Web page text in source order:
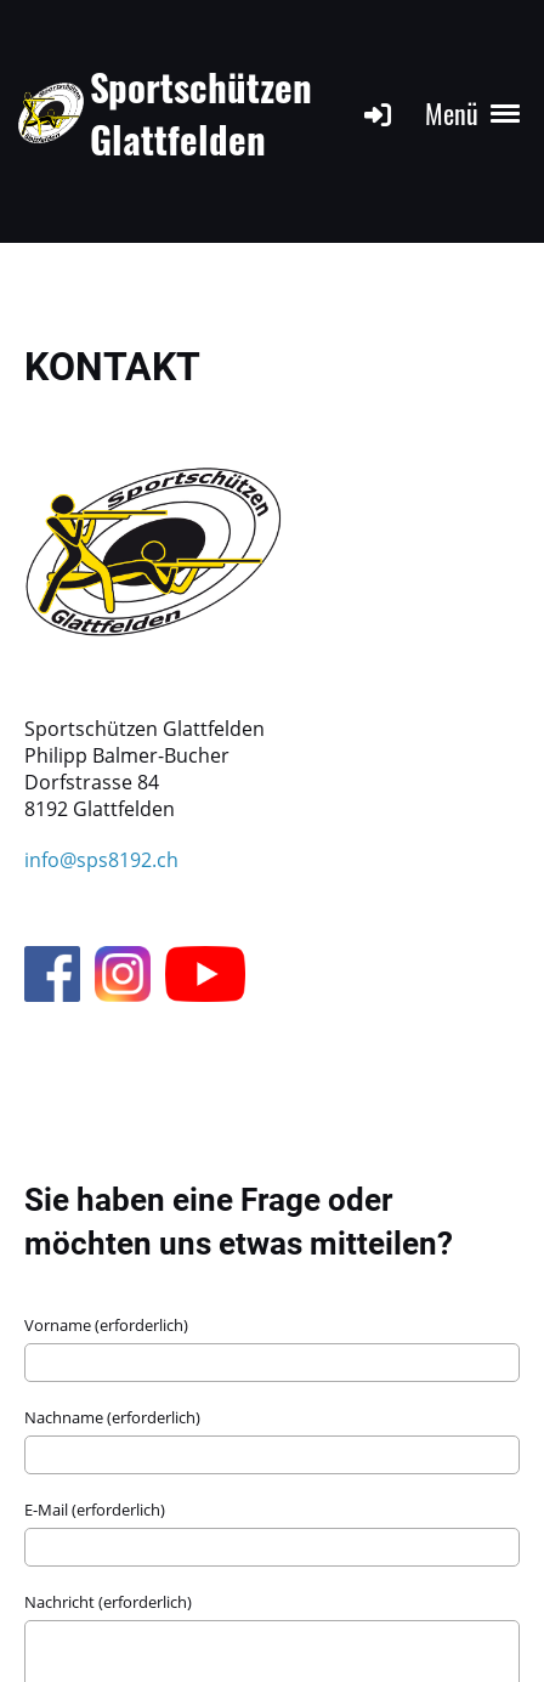
Menü
Sportschützen
Glattfelden
KONTAKT
Sportschützen Glattfelden
Philipp Balmer-Bucher
Dorfstrasse 84
8192 Glattfelden
info@sps8192.ch
Sie haben eine Frage oder
möchten uns etwas mitteilen?
Vorname (erforderlich)
Nachname (erforderlich)
E-Mail (erforderlich)
Nachricht (erforderlich)